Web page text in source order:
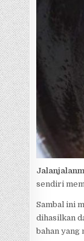
sendiri
Sambal ini
dihasilkan
bahan yang